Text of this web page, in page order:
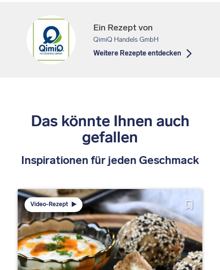
Ein Rezept von
QimiQ Handels GmbH
Weitere Rezepte entdecken
Das könnte Ihnen auch
gefallen
Inspirationen für jeden Geschmack
Video-Rezept